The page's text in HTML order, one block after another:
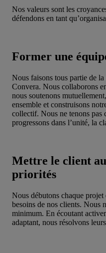
Nos valeurs sont les
défendons en tant
Former une
Nous faisons tous partie de
Convera. Nous collaborons
nous soutenons
ensemble et construisons
collectif. Nous ne tenons pas
progressons dans l’unité, la
Mettre le client
priorités
Nous débutons chaque
besoins de nos clients. Nous
minimum. En écoutant
adaptant, nous résolvons